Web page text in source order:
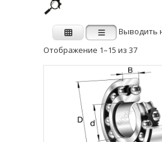
INA
Выводить
Отображение 1–15 из 37